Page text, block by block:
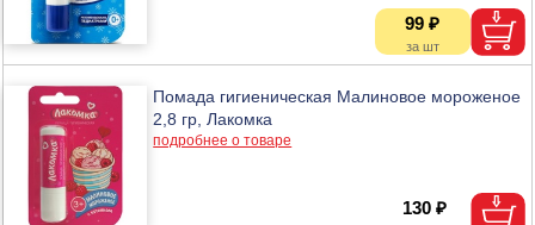
99 ₽
Помада гигиеническая Малиновое мороженое
2,8 гр, Лакомка
подробнее о товаре
130 ₽